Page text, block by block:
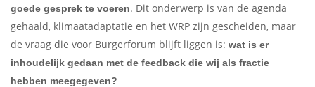
goede gesprek te voeren. Dit onderwerp is van de agenda
gehaald, klimaatadaptatie en het WRP zijn gescheiden, maar
de vraag die voor Burgerforum blijft liggen is: wat is er
inhoudelijk gedaan met de feedback die wij als fractie
hebben meegegeven?